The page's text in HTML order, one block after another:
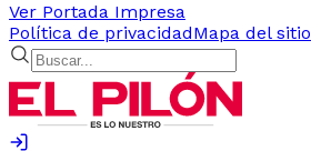
Ver Portada Impresa
Política de privacidadMapa del sitio